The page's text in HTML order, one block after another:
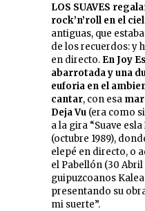
LOS SUAVES
rock’n’roll en el
antiguas, que
de los recuerdos: y
en directo. En Joy
abarrotada y una
euforia en el
cantar, con esa
Deja Vu (era como
a la gira “Suave
(octubre 1989),
elepé en directo, o
el Pabellón (30 Abril
guipuzcoanos
presentando su
mi suerte”.